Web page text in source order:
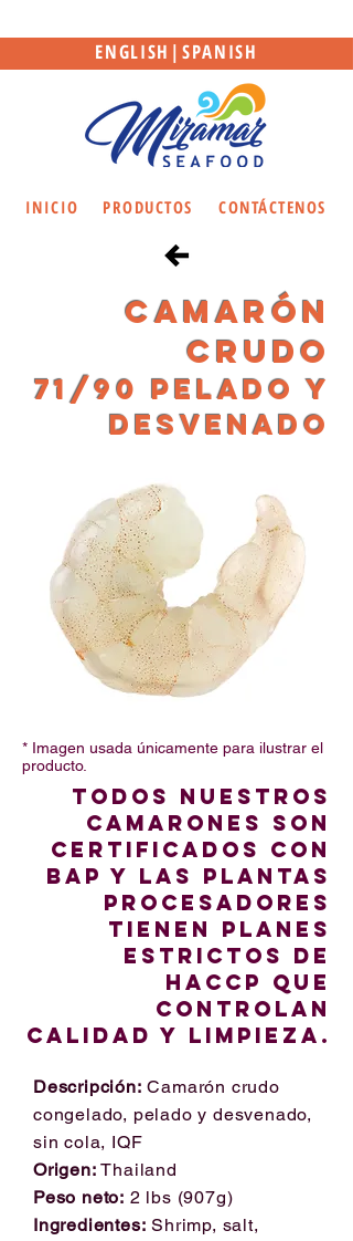
ENGLISH | SPANISH
Descripción: Camarón crudo
congelado, pelado y desvenado,
sin cola, IQF
Origen: Thailand
Peso neto: 2 lbs (907g)
Ingredientes: Shrimp, salt,
* Imagen usada únicamente para ilustrar el
producto.
cAMARÓN
CRUDO
71/90 pELADO Y
DESVENADO
todos nuestros
camarones son
certificados con
bap y las plantas
procesadores
tienen planes
estrictos de
haccp que
controlan
calidad y limpieza.
INICIO PRODUCTOS CONTÁCTENOS